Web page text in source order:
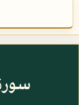
سورة